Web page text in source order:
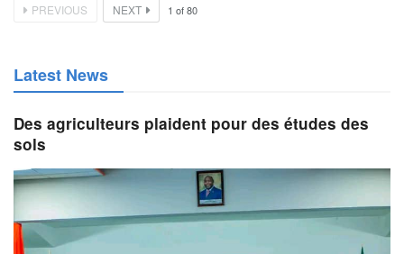
PREVIOUS NEXT 1 of80
Latest News
Des agriculteurs plaident pour des études des
sols